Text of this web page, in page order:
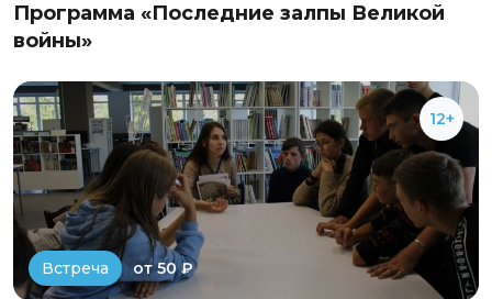
Программа «Последние залпы Великой
войны»
12+
Встреча от 50 ₽